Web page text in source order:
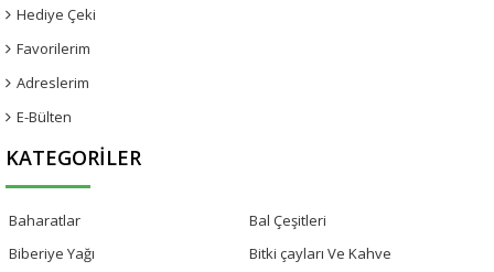
Hediye Çeki
Favorilerim
Adreslerim
E-Bülten
KATEGORILER
Baharatlar
Bal Çeşitleri
Biberiye Yağı
Bitki çayları Ve Kahve